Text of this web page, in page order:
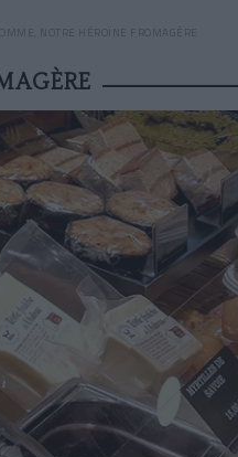
NOTRE HÉROÏNE FROMAGÈRE